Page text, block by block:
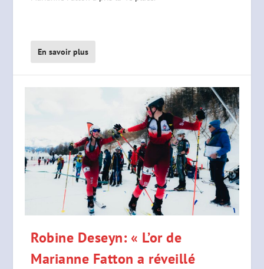
En savoir plus
Robine Deseyn: « L’or de
Marianne Fatton a réveillé